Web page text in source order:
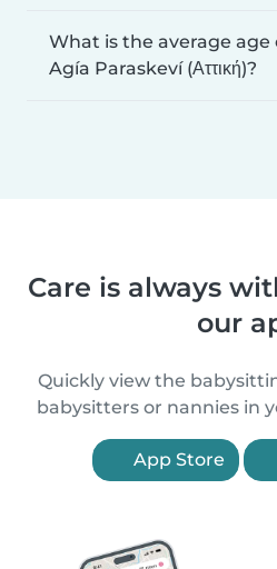
What is the average
Agía Paraskeví (Αττική)?
Care is always
our
Quickly view the
babysitters or nannies in
App Store